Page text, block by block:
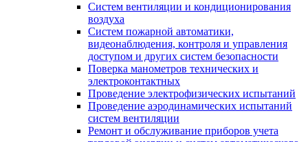
Систем вентиляции и кондиционирования
воздуха
Систем пожарной автоматики,
видеонаблюдения, контроля и управления
доступом и других систем безопасности
Поверка манометров технических и
электроконтактных
Проведение электрофизических испытаний
Проведение аэродинамических испытаний
систем вентиляции
Ремонт и обслуживание приборов учета